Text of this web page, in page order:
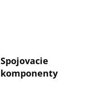
Spojovacie
komponenty